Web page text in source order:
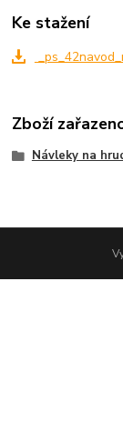
Ke stažení
Zboží
Návleky na